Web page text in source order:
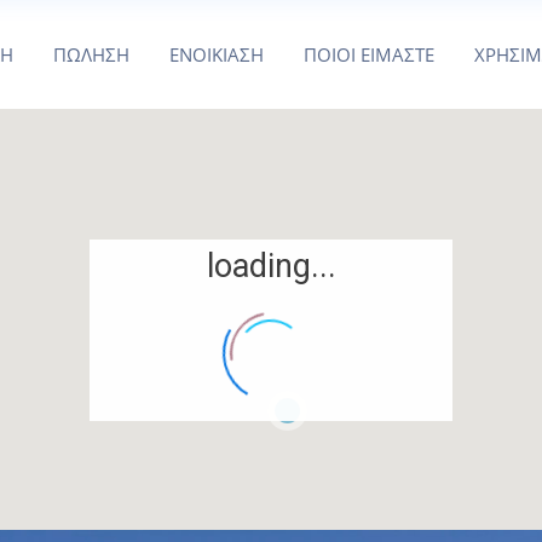
ΠΩΛΗΣΗ ΕΝΟΙΚΙΑΣΗ ΠΟΙΟΙ ΕΙΜΑΣΤΕ
loading...